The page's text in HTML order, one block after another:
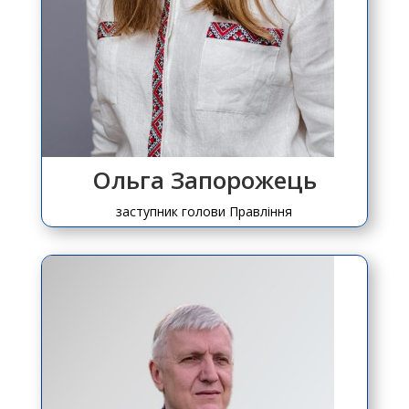
Ольга Запорожець
заступник голови Правління